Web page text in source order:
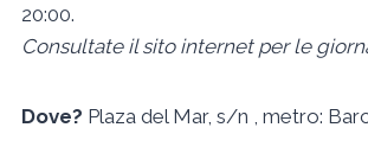
20:00.
Consultate il sito internet per le
Dove? Plaza del Mar, s/n , metro: